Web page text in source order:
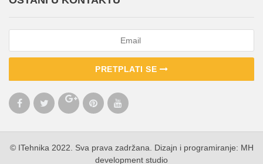
PRETPLATI SE
© ITehnika 2022. Sva prava zadržana. Dizajn i programiranje: MH
development studio